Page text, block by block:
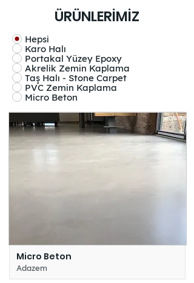
ÜRÜNLERİMİZ
Hepsi
Karo Halı
Portakal Yüzey Epoxy
Akrelik Zemin Kaplama
Taş Halı - Stone Carpet
PVC Zemin Kaplama
Micro Beton
Micro Beton
Adazem